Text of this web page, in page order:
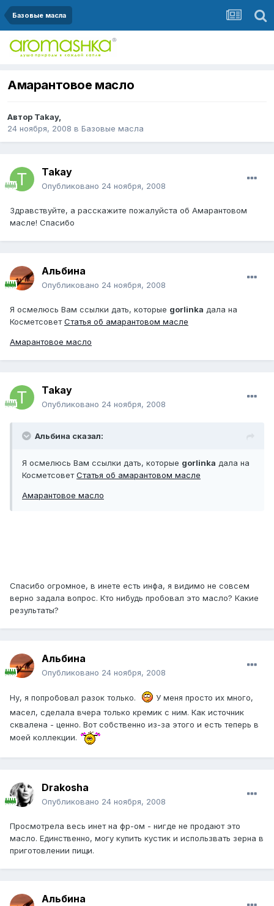
Базовые масла
Амарантовое масло
Автор Takay,
24 ноября, 2008 в Базовые масла
Takay
Опубликовано 24 ноября, 2008
Здравствуйте, а расскажите пожалуйста об Амарантовом
масле! Спасибо
Альбина
Опубликовано 24 ноября, 2008
Я осмелюсь Вам ссылки дать, которые gorlinka дала на
КосметсоветСтатья об амарантовом масле
Амарантовое масло
Takay
Опубликовано 24 ноября, 2008
Альбина сказал:
Я осмелюсь Вам ссылки дать, которые gorlinka дала на
КосметсоветСтатья об амарантовом масле
Амарантовое масло
Спасибо огромное, в инете есть инфа, я видимо не совсем
верно задала вопрос. Кто нибудь пробовал это масло? Какие
результаты?
Альбина
Опубликовано 24 ноября, 2008
Ну, я попробовал разок только.
У меня просто их много,
масел, сделала вчера только кремик с ним. Как источник
сквалена - ценно. Вот собственно из-за этого и есть теперь в
моей коллекции.
Drakosha
Опубликовано 24 ноября, 2008
Просмотрела весь инет на фр-ом - нигде не продают это
масло. Единственно, могу купить кустик и использвать зерна в
приготовлении пищи.
Альбина